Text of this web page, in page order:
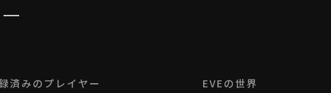
済みのプレイヤー EVEの世界